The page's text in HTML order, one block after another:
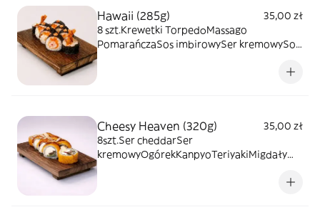
Hawaii (285g)
35,00 zł
8 szt.Krewetki TorpedоMassago
PomarańczaSos imbirowySer kremowySos
Cheesy Heaven (320g)
35,00 zł
8szt.Ser cheddarSer
kremowyOgórekKanpyoTeriyakiMigdały